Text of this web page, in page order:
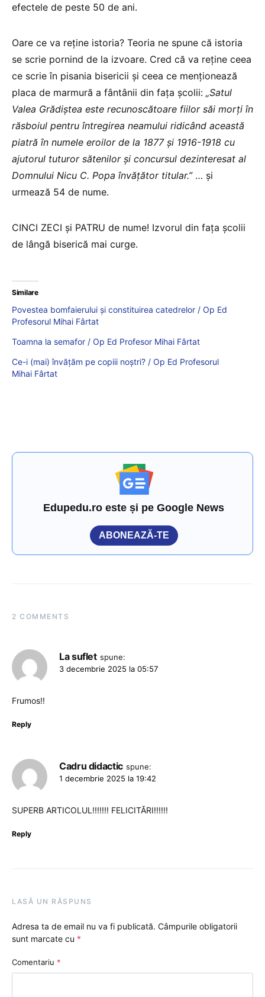
efectele de peste 50 de ani.
Oare ce va reține istoria? Teoria ne spune că istoria
se scrie pornind de la izvoare. Cred că va reține ceea
ce scrie în pisania bisericii și ceea ce menționează
placa de marmură a fântânii din fața școlii: „Satul
Valea Grădiștea este recunoscătoare fiilor săi morți în
răsboiul pentru întregirea neamului ridicând această
piatră în numele eroilor de la 1877 și 1916-1918 cu
ajutorul tuturor sătenilor și concursul dezinteresat al
Domnului Nicu C. Popa învățător titular.”… și
urmează 54 de nume.
CINCI ZECI și PATRU de nume! Izvorul din fața școlii
de lângă biserică mai curge.
Similare
Povestea bomfaierului și constituirea catedrelor / Op Ed
Profesorul Mihai Fârtat
Toamna la semafor / Op Ed Profesor Mihai Fârtat
Ce-i (mai) învățăm pe copiii noștri? / Op Ed Profesorul
Mihai Fârtat
Edupedu.ro este și pe Google News
ABONEAZĂ-TE
2 COMMENTS
La suflet spune:
3 decembrie 2025 la 05:57
Frumos!!
Reply
Cadru didactic spune:
1 decembrie 2025 la 19:42
SUPERB ARTICOLUL!!!!!!! FELICITĂRI!!!!!!
Reply
LASĂ UN RĂSPUNS
Adresa ta de email nu va fi publicată. Câmpurile obligatorii
sunt marcate cu *
Comentariu *